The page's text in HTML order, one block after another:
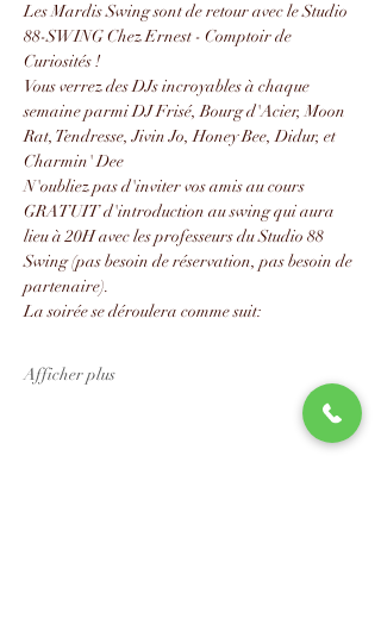
Les Mardis Swing sont de retour avec le Studio
88-SWING Chez Ernest - Comptoir de
Curiosités !
Vous verrez des DJs incroyables à chaque
semaine parmi DJ Frisé, Bourg d'Acier, Moon
Rat, Tendresse, Jivin Jo, Honey Bee, Didur, et
Charmin' Dee
N'oubliez pas d'inviter vos amis au cours
GRATUIT d'introduction au swing qui aura
lieu à 20H avec les professeurs du Studio 88
Swing (pas besoin de réservation, pas besoin de
partenaire).
La soirée se déroulera comme suit:
Afficher plus